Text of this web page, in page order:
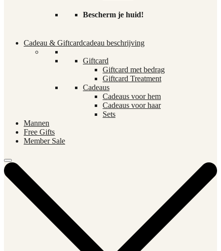
Bescherm je huid!
Cadeau & Giftcardcadeau beschrijving
Giftcard
Giftcard met bedrag
Giftcard Treatment
Cadeaus
Cadeaus voor hem
Cadeaus voor haar
Sets
Mannen
Free Gifts
Member Sale